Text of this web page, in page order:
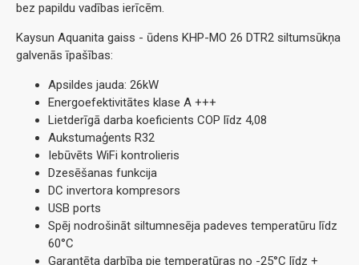
bez papildu vadības ierīcēm.
Kaysun Aquanita gaiss - ūdens KHP-MO 26 DTR2 siltumsūkņa
galvenās īpašības:
Apsildes jauda: 26kW
Energoefektivitātes klase A +++
Lietderīgā darba koeficients COP līdz 4,08
Aukstumaģents R32
Iebūvēts WiFi kontrolieris
Dzesēšanas funkcija
DC invertora kompresors
USB ports
Spēj nodrošināt siltumnesēja padeves temperatūru līdz
60°C
Garantēta darbība pie temperatūras no -25°C līdz +